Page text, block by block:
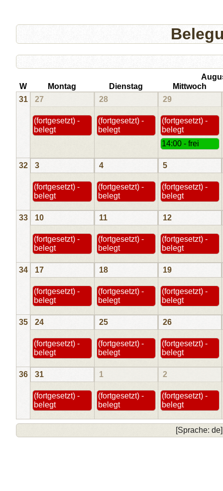
W
Montag Dienstag
Mittwoch
31
27
(fortgesetzt) -
belegt
28
(fortgesetzt) -
belegt
29
(fortgesetzt) -
belegt
14:00 - frei
32 3
(fortgesetzt) -
belegt
4
(fortgesetzt) -
belegt
5
(fortgesetzt) -
belegt
33 10
(fortgesetzt) -
belegt
11
(fortgesetzt) -
belegt
12
(fortgesetzt) -
belegt
34 17
(fortgesetzt) -
belegt
18
(fortgesetzt) -
belegt
19
(fortgesetzt) -
belegt
35 24
(fortgesetzt) -
belegt
25
(fortgesetzt) -
belegt
26
(fortgesetzt) -
belegt
36 31
(fortgesetzt) -
belegt
1
(fortgesetzt) -
belegt
2
(fortgesetzt) -
belegt
[Sprache: